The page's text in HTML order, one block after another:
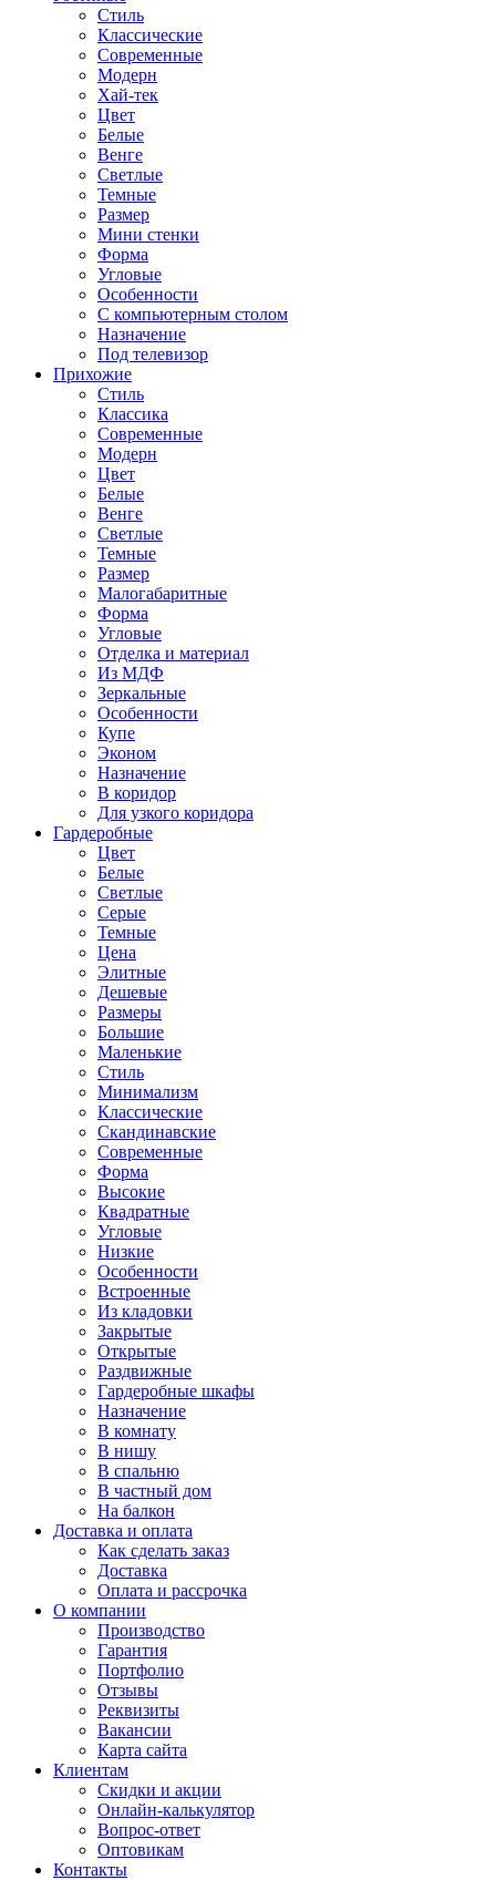
Стиль
Классические
Современные
Модерн
Хай-тек
Цвет
Белые
Венге
Светлые
Темные
Размер
Мини стенки
Форма
Угловые
Особенности
С компьютерным столом
Назначение
Под телевизор
Прихожие
Стиль
Классика
Современные
Модерн
Цвет
Белые
Венге
Светлые
Темные
Размер
Малогабаритные
Форма
Угловые
Отделка и материал
Из МДФ
Зеркальные
Особенности
Купе
Эконом
Назначение
В коридор
Для узкого коридора
Гардеробные
Цвет
Белые
Светлые
Серые
Темные
Цена
Элитные
Дешевые
Размеры
Большие
Маленькие
Стиль
Минимализм
Классические
Скандинавские
Современные
Форма
Высокие
Квадратные
Угловые
Низкие
Особенности
Встроенные
Из кладовки
Закрытые
Открытые
Раздвижные
Гардеробные шкафы
Назначение
В комнату
В нишу
В спальню
В частный дом
На балкон
Доставка и оплата
Как сделать заказ
Доставка
Оплата и рассрочка
О компании
Производство
Гарантия
Портфолио
Отзывы
Реквизиты
Вакансии
Карта сайта
Клиентам
Скидки и акции
Онлайн-калькулятор
Вопрос-ответ
Оптовикам
Контакты